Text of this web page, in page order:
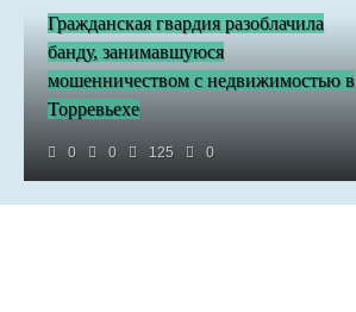
Гражданская гвардия разоблачила
банду, занимавшуюся
мошенничеством с недвижимостью в
Торревьехе
0 0 125 0